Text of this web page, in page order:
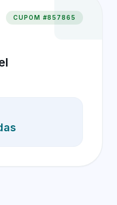
CUPOM #857865